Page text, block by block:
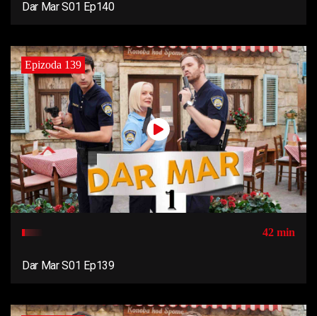
Dar Mar S01 Ep140
Epizoda 139
42 min
Dar Mar S01 Ep139